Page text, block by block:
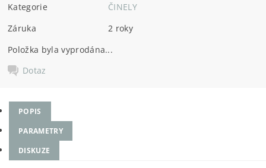
Kategorie
ČINELY
Záruka
2 roky
Položka byla vyprodána...
Dotaz
POPIS
PARAMETRY
DISKUZE